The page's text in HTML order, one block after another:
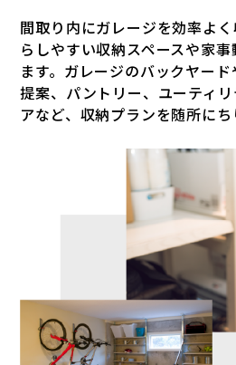
間取り内にガレージを効率よ
らしやすい収納スペースや家
ます。ガレージのバックヤー
提案、パントリー、ユーティ
アなど、収納プランを随所にち